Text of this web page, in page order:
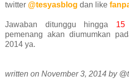
twitter @tesyasblog dan like
Jawaban ditunggu hingga 15
pemenang akan diumumkan
2014 ya.
written on November 3, 2014 by